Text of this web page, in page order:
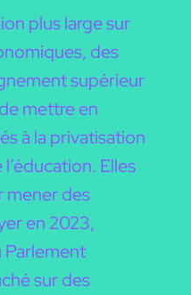
plus large sur
des
supérieur
mettre en
à la privatisation
Elles
mener des
en 2023,
Parlement
sur des